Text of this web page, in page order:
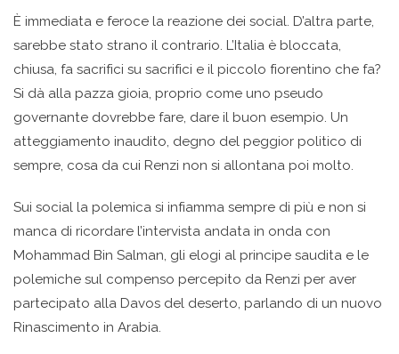
Ѐ immediata e feroce la reazione dei social. D’altra parte,
sarebbe stato strano il contrario. L’Italia è bloccata,
chiusa, fa sacrifici su sacrifici e il piccolo fiorentino che fa?
Si dà alla pazza gioia, proprio come uno pseudo
governante dovrebbe fare, dare il buon esempio. Un
atteggiamento inaudito, degno del peggior politico di
sempre, cosa da cui Renzi non si allontana poi molto.
Sui social la polemica si infiamma sempre di più e non si
manca di ricordare l’intervista andata in onda con
Mohammad Bin Salman, gli elogi al principe saudita e le
polemiche sul compenso percepito da Renzi per aver
partecipato alla Davos del deserto, parlando di un nuovo
Rinascimento in Arabia.